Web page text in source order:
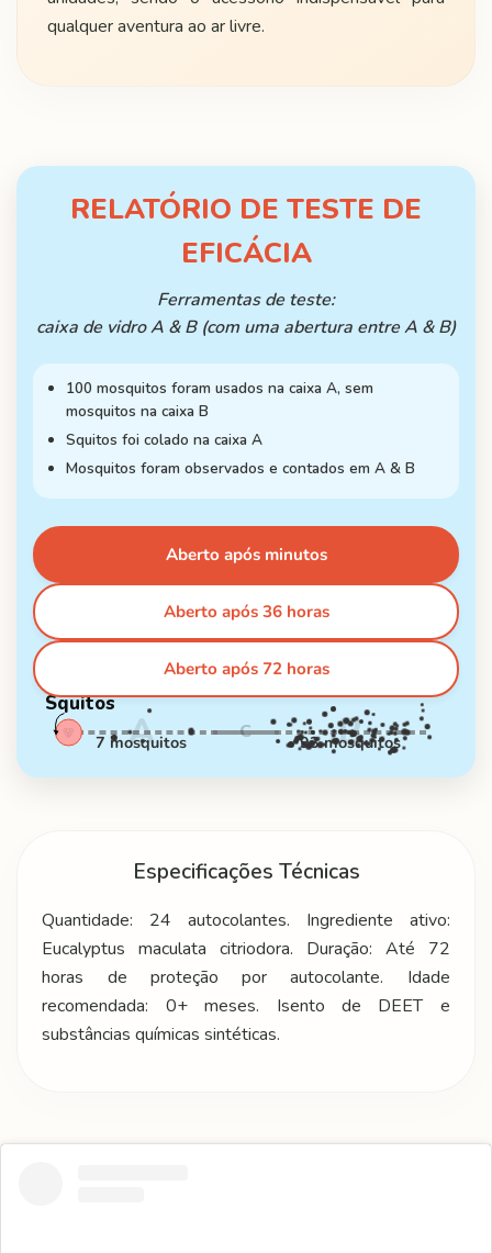
qualquer aventura ao ar livre.
RELATÓRIO DE TESTE DE
EFICÁCIA
Ferramentas de teste:
caixa de vidro A & B (com uma abertura entre A & B)
100 mosquitos foram usados na caixa A, sem
mosquitos na caixa B
Squitos foi colado na caixa A
Mosquitos foram observados e contados em A & B
Aberto após minutos
Aberto após 36 horas
Aberto após 72 horas
A
🐻
Squitos
C B
Especificações Técnicas
Quantidade: 24 autocolantes. Ingrediente ativo:
Eucalyptus maculata citriodora. Duração: Até 72
horas de proteção por autocolante. Idade
recomendada: 0+ meses. Isento de DEET e
substâncias químicas sintéticas.